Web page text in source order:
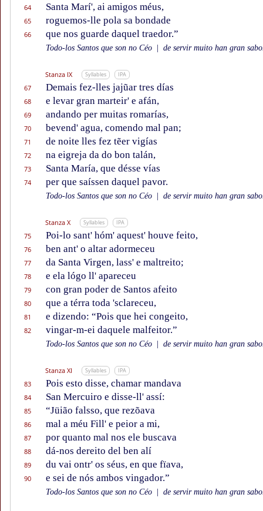
64 Santa Marí', ai amigos méus,
65 roguemos-lle pola sa bondade
66 que nos guarde daquel traedor.”
Todo-los Santos que son no Céo de servir muito han gran
Stanza IX Syllables IPA
67 Demais fez-lles jajũar tres días
68 e levar gran marteir' e afán,
69 andando per muitas romarías,
70 bevend' agua, comendo mal pan;
71 de noite lles fez tẽer vigías
72 na eigreja da do bon talán,
73 Santa María, que désse vías
74 per que saíssen daquel pavor.
Todo-los Santos que son no Céo de servir muito han gran
Stanza X Syllables IPA
75 Poi-lo sant' hóm' aquest' houve feito,
76 ben ant' o altar adormeceu
77 da Santa Virgen, lass' e maltreito;
78 e ela lógo ll' apareceu
79 con gran poder de Santos afeito
80 que a térra toda 'sclareceu,
81 e dizendo: “Pois que hei congeito,
82 vingar-m-ei daquele malfeitor.”
Todo-los Santos que son no Céo de servir muito han gran
Stanza XI Syllables IPA
83 Pois esto disse, chamar mandava
84 San Mercuiro e disse-ll' assí:
85 “Jüião falsso, que rezõava
86 mal a méu Fill' e peior a mi,
87 por quanto mal nos ele buscava
88 dá-nos dereito del ben alí
89 du vai ontr' os séus, en que fïava,
90 e sei de nós ambos vingador.”
Todo-los Santos que son no Céo de servir muito han gran